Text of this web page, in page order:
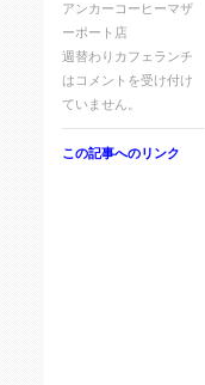
アンカーコーヒーマザ
ーポート店
週替わりカフェランチ
は コメントを受け付け
ていません。
この記事へのリンク